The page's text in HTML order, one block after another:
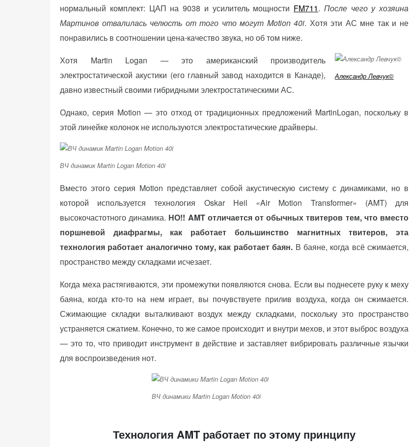
нормальный комплект: ЦАП на 9038 и усилитель мощности FM711. После чего у хозяина
Мартинов отвалилась челюсть от того что могут Motion 40i. Хотя эти АС мне так и не
понравились в соотношении цена-качество звука, но об том ниже.
Александр Левчук©
Хотя Martin Logan — это американский производитель
электростатической акустики (его главный завод находится в Канаде),
давно известный своими гибридными электростатическими АС.
Однако, серия Motion — это отход от традиционных предложений MartinLogan, поскольку в
этой линейке колонок не используются электростатические драйверы.
ВЧ динамик Martin Logan Motion 40i
Вместо этого серия Motion представляет собой акустическую систему с динамиками, но в
которой используется технология Oskar Heil «Air Motion Transformer» (AMT) для
высокочастотного динамика. НО!! AMT отличается от обычных твитеров тем, что вместо
поршневой диафрагмы, как работает большинство магнитных твитеров, эта
технология работает аналогично тому, как работает баян. В баяне, когда всё сжимается,
пространство между складками исчезает.
Когда меха растягиваются, эти промежутки появляются снова. Если вы поднесете руку к меху
баяна, когда кто-то на нем играет, вы почувствуете прилив воздуха, когда он сжимается.
Сжимающие складки выталкивают воздух между складками, поскольку это пространство
устраняется сжатием. Конечно, то же самое происходит и внутри мехов, и этот выброс воздуха
— это то, что приводит инструмент в действие и заставляет вибрировать различные язычки
для воспроизведения нот.
ВЧ динамики Martin Logan Motion 40i
Технология AMT работает по этому принципу
Статистические
(Яндекс.Метрика).
Анонимно, без
персональных
персонализированная
ваших интересов.
Рассказывая о своих
посещении нашего
сайта, вы повышаете
персонализированного
предложений.